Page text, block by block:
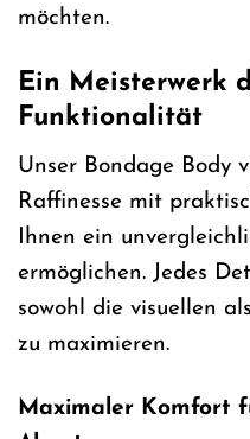
möchten.
Ein Meisterwerk
Funktionalität
Unser Bondage Body
Raffinesse mit
Ihnen ein
ermöglichen. Jedes
sowohl die visuellen
zu maximieren.
Maximaler Komfort